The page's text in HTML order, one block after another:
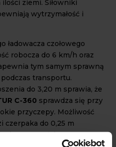
ziemi. Siłowniki
wytrzymałość i
ładowacza czołowego
robocza do 6 km/h oraz
tym samym sprawną
transportu.
do 3,20 m sprawia, że
C-360 sprawdza się przy
przyczepy. Możliwość
czerpaka do 0,25 m
zawartości.